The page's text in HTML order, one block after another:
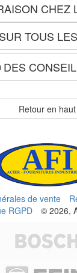
CHEZ
TOUS
DES
Retour en haut
de vente
RGPD
© 2026,